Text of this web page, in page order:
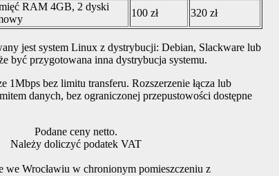
RAM 4GB, 2 dyski
100 zł 320 zł
jest system Linux z dystrybucji: Debian, Slackware lub
być przygotowana inna dystrybucja systemu.
1Mbps bez limitu transferu. Rozszerzenie łącza lub
danych, bez ograniczonej przepustowości dostępne
Podane ceny netto.
Należy doliczyć podatek VAT
we Wrocławiu w chronionym pomieszczeniu z